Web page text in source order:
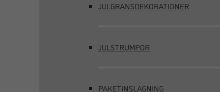
JULGRANSDEKORATIONER
JULSTRUMPOR
PAKETINSLAGNING